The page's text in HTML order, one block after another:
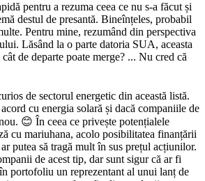
pentru a rezuma ceea ce nu s-a făcut și
destul de presantă. Bineînțeles, probabil
Pentru mine, rezumând din perspectiva
Lăsând la o parte datoria SUA, aceasta
de departe poate merge? ... Nu cred că
de sectorul energetic din această listă.
cu energia solară și dacă companiile de
😊 În ceea ce privește potențialele
cu mariuhana, acolo posibilitatea finanțării
putea să tragă mult în sus prețul acțiunilor.
de acest tip, dar sunt sigur că ar fi
portofoliu un reprezentant al unui lanț de